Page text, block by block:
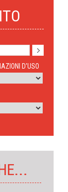
D'USO